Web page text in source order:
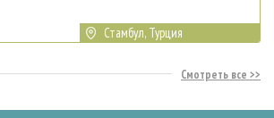
Стамбул, Турция
Смотреть все